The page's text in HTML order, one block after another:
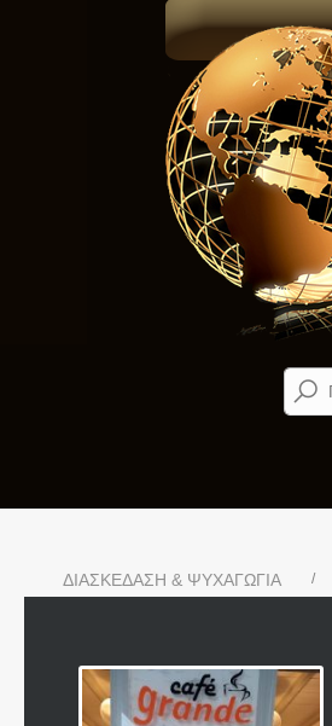
ΔΙΑΣΚΕΔΑΣΗ & ΨΥΧΑΓΩΓΙΑ